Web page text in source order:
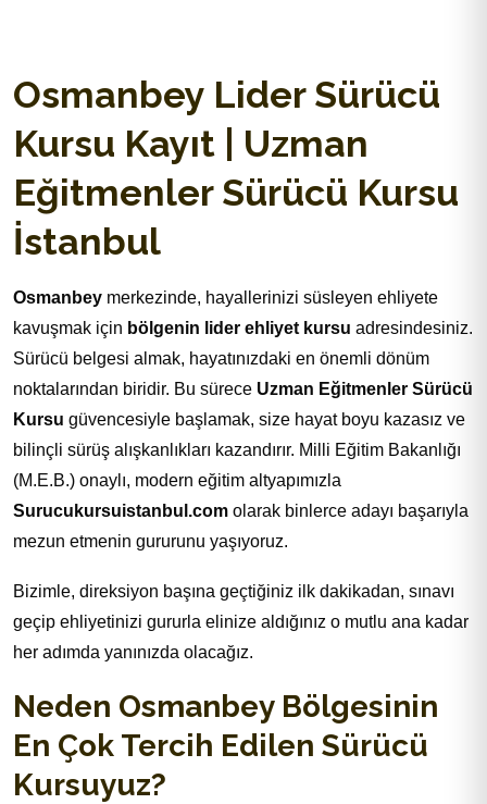
Osmanbey Lider Sürücü
Kursu Kayıt | Uzman
Eğitmenler Sürücü Kursu
İstanbul
Osmanbey merkezinde, hayallerinizi süsleyen ehliyete
kavuşmak için bölgenin lider ehliyet kursu adresindesiniz.
Sürücü belgesi almak, hayatınızdaki en önemli dönüm
noktalarından biridir. Bu sürece Uzman Eğitmenler Sürücü
Kursu güvencesiyle başlamak, size hayat boyu kazasız ve
bilinçli sürüş alışkanlıkları kazandırır. Milli Eğitim Bakanlığı
(M.E.B.) onaylı, modern eğitim altyapımızla
Surucukursuistanbul.com olarak binlerce adayı başarıyla
mezun etmenin gururunu yaşıyoruz.
Bizimle, direksiyon başına geçtiğiniz ilk dakikadan, sınavı
geçip ehliyetinizi gururla elinize aldığınız o mutlu ana kadar
her adımda yanınızda olacağız.
Neden Osmanbey Bölgesinin
En Çok Tercih Edilen Sürücü
Kursuyuz?